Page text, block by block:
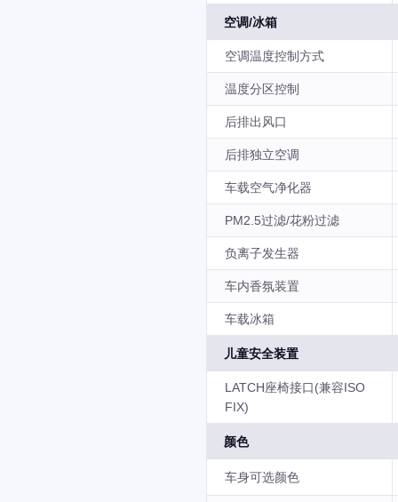
空调/冰箱
空调温度控制方式
温度分区控制
后排出风口
后排独立空调
车载空气净化器
PM2.5过滤/花粉过滤
负离子发生器
车内香氛装置
车载冰箱
儿童安全装置
LATCH座椅接口(兼容ISO
FIX)
颜色
车身可选颜色